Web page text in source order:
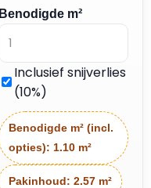
zz
o
P
V
C
B
ru
in
Benodigde m²
Inclusief snijverlies
(10%)
Benodigde m² (incl.
opties): 1.10 m²
Pakinhoud: 2.57 m²